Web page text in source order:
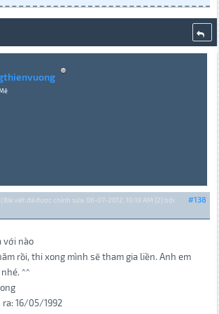
#138
(Bài viết đã được chỉnh sửa: 06-07-2012, 10:19 AM {2} bởi
với nào
rồi, thi xong mình sẽ tham gia liền. Anh em
^^
ra: 16/05/1992